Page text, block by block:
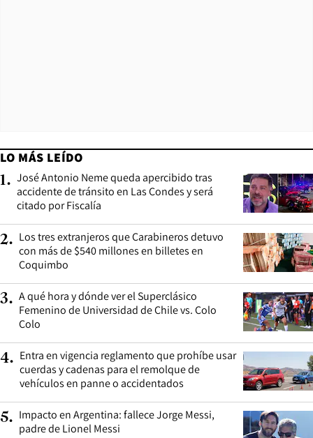
LO MÁS LEÍDO
1. José Antonio Neme queda apercibido tras
accidente de tránsito en Las Condes y será
citado por Fiscalía
2. Los tres extranjeros que Carabineros detuvo
con más de $540 millones en billetes en
Coquimbo
3. A qué hora y dónde ver el Superclásico
Femenino de Universidad de Chile vs. Colo
Colo
4. Entra en vigencia reglamento que prohíbe usar
cuerdas y cadenas para el remolque de
vehículos en panne o accidentados
5. Impacto en Argentina: fallece Jorge Messi,
padre de Lionel Messi